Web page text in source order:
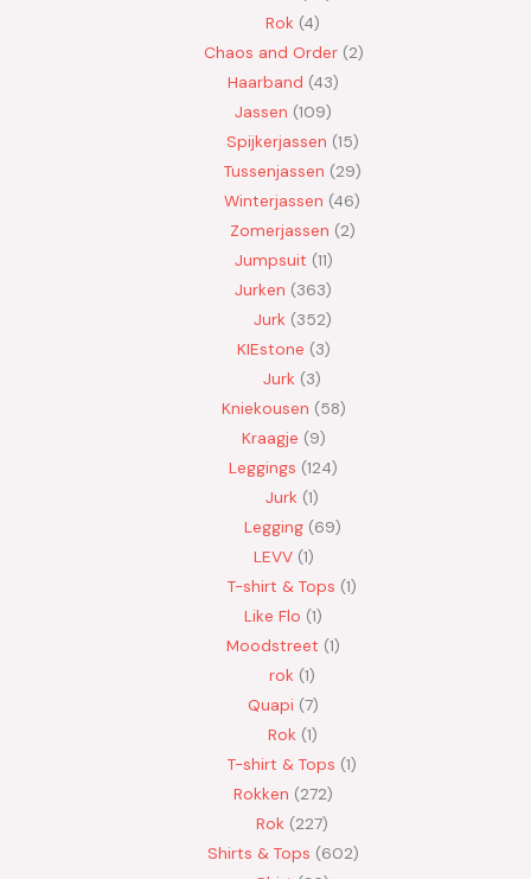
Rok 4
Chaos and Order 2
Haarband 43
Jassen 109
Spijkerjassen 15
Tussenjassen 29
Winterjassen 46
Zomerjassen 2
Jumpsuit 11
Jurken 363
Jurk 352
KIEstone 3
Jurk 3
Kniekousen 58
Kraagje 9
Leggings 124
Jurk 1
Legging 69
LEVV 1
T-shirt & Tops 1
Like Flo 1
Moodstreet 1
rok 1
Quapi 7
Rok 1
T-shirt & Tops 1
Rokken 272
Rok 227
Shirts & Tops 602